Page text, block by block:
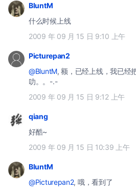
BluntM
什么时候上线
2009 年 09 月 15 日 9:10 上午
Picturepan2
@BluntM, 额，已经上线，我已经
叻。。-.-
2009 年 09 月 15 日 9:12 上午
qiang
好酷~
2009 年 09 月 15 日 10:39 上午
BluntM
@Picturepan2, 哦，看到了